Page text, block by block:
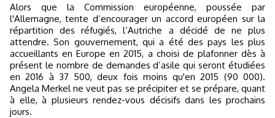
Alors que la Commission européenne, poussée par
l'Allemagne, tente d’encourager un accord européen sur la
répartition des réfugiés, l’Autriche a décidé de ne plus
attendre. Son gouvernement, qui a été des pays les plus
accueillants en Europe en 2015, a choisi de plafonner dès à
présent le nombre de demandes d’asile qui seront étudiées
en 2016 à 37 500, deux fois moins qu'en 2015 (90 000).
Angela Merkel ne veut pas se précipiter et se prépare, quant
à elle, à plusieurs rendez-vous décisifs dans les prochains
jours.